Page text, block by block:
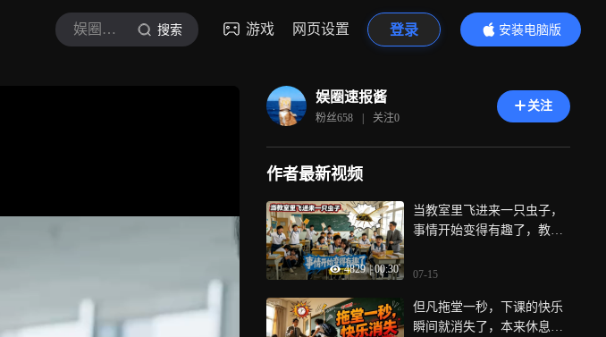
娱圈速报酱 搜索 游戏 网页设置 登录
安装电脑版
内容更精彩
娱圈速报酱
粉丝658 | 关注0
关注
作者最新视频
4829 | 00:30
当教室里飞进来一只虫子，
事情开始变得有趣了，教室
07-15
但凡拖堂一秒，下课的快乐
瞬间就消失了，本来休息的